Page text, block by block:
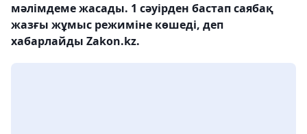
мәлімдеме жасады. 1 сәуірден бастап саябақ
жазғы жұмыс режиміне көшеді, деп
хабарлайды Zakon.kz.